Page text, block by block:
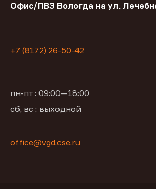
Офис/ПВЗ Вологда на ул.
+7 (8172) 26-50-42
пн-пт : 09:00—18:00
сб, вс : выходной
office@vgd.cse.ru